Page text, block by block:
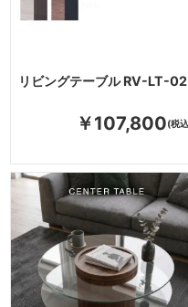
リビングテーブル RV-LT-02
￥107,800